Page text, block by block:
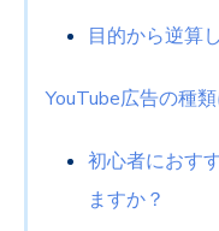
目的から逆算
YouTube広告の種
初心者におす
ますか？